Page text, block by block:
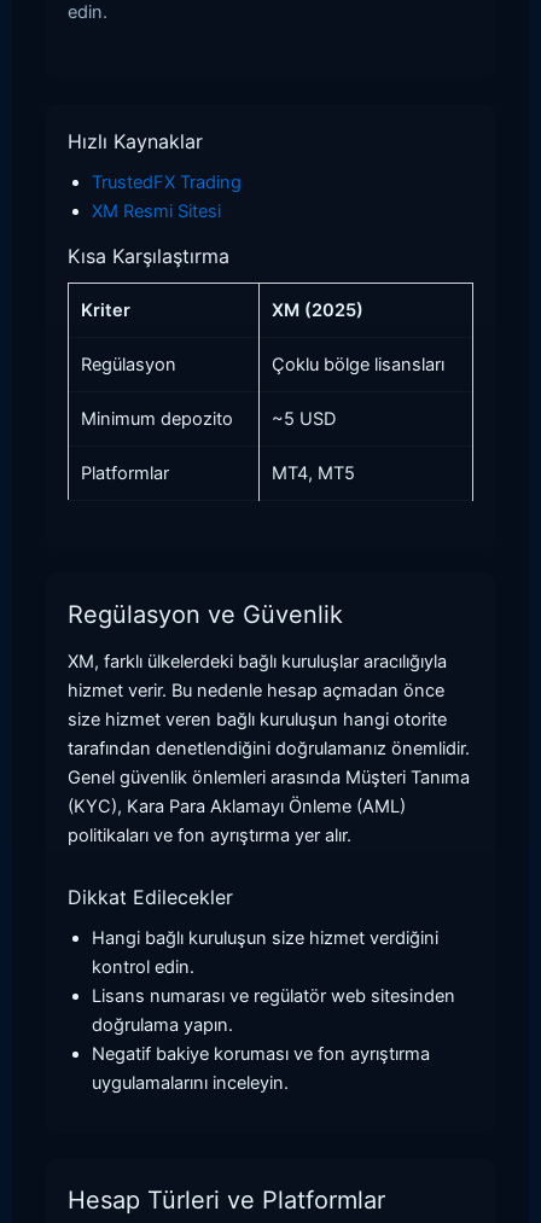
edin.
Hızlı Kaynaklar
TrustedFX Trading
XM Resmi Sitesi
Kısa Karşılaştırma
Kriter XM (2025)
Regülasyon Çoklu bölge lisansları
Minimum depozito ~5 USD
Platformlar MT4, MT5
Regülasyon ve Güvenlik
XM, farklı ülkelerdeki bağlı kuruluşlar aracılığıyla
hizmet verir. Bu nedenle hesap açmadan önce
size hizmet veren bağlı kuruluşun hangi otorite
tarafından denetlendiğini doğrulamanız önemlidir.
Genel güvenlik önlemleri arasında Müşteri Tanıma
(KYC), Kara Para Aklamayı Önleme (AML)
politikaları ve fon ayrıştırma yer alır.
Dikkat Edilecekler
Hangi bağlı kuruluşun size hizmet verdiğini
kontrol edin.
Lisans numarası ve regülatör web sitesinden
doğrulama yapın.
Negatif bakiye koruması ve fon ayrıştırma
uygulamalarını inceleyin.
Hesap Türleri ve Platformlar